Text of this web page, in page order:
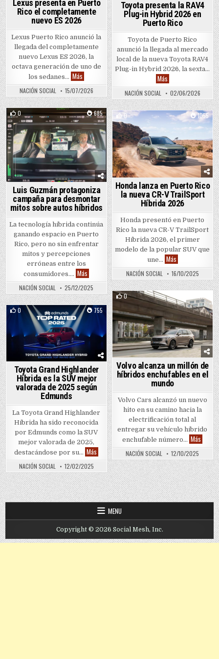
Lexus presenta en Puerto
Rico el completamente
nuevo ES 2026
Lexus Puerto Rico anunció la
llegada del completamente
nuevo Lexus ES 2026, la
octava generación de uno de
los sedanes… Más Lexus presenta en Puerto Rico el completamente
NACIÓN SOCIAL 15/07/2026
Toyota presenta la RAV4
Plug-in Hybrid 2026 en
Puerto Rico
Toyota de Puerto Rico
anunció la llegada al mercado
local de la nueva Toyota RAV4
Plug-in Hybrid 2026, la sexta…
MásToyota presenta la
NACIÓN SOCIAL 02/06/2026
0 685
Posted in
Luis Guzmán protagoniza
campaña para desmontar
mitos sobre autos híbridos
La tecnología híbrida continúa
ganando espacio en Puerto
Rico, pero no sin enfrentar
mitos y percepciones
erróneas entre los
consumidores…. Más Luis Guzmán protagoniza campaña para
NACIÓN SOCIAL 25/12/2025
0 1055
Posted in
Honda lanza en Puerto Rico
la nueva CR-V TrailSport
Híbrida 2026
Honda presentó en Puerto
Rico la nueva CR-V TrailSport
Híbrida 2026, el primer
modelo de la popular SUV que
une… MásHonda lanza en
NACIÓN SOCIAL 16/10/2025
0 1162
Posted in
Volvo alcanza un millón de
híbridos enchufables en el
mundo
Volvo Cars alcanzó un nuevo
hito en su camino hacia la
electrificación total al
entregar su vehículo híbrido
enchufable número… Más
NACIÓN SOCIAL 12/10/2025
0 755
Posted in
Toyota Grand Highlander
Híbrida es la SUV mejor
valorada de 2025 según
Edmunds
La Toyota Grand Highlander
Híbrida ha sido reconocida
por Edmunds como la SUV
mejor valorada de 2025,
destacándose por su… Más Toyota Grand Highlander Híbrida es la SUV
NACIÓN SOCIAL 12/02/2025
MENU
Copyright © 2026 Social Mesh, Inc.